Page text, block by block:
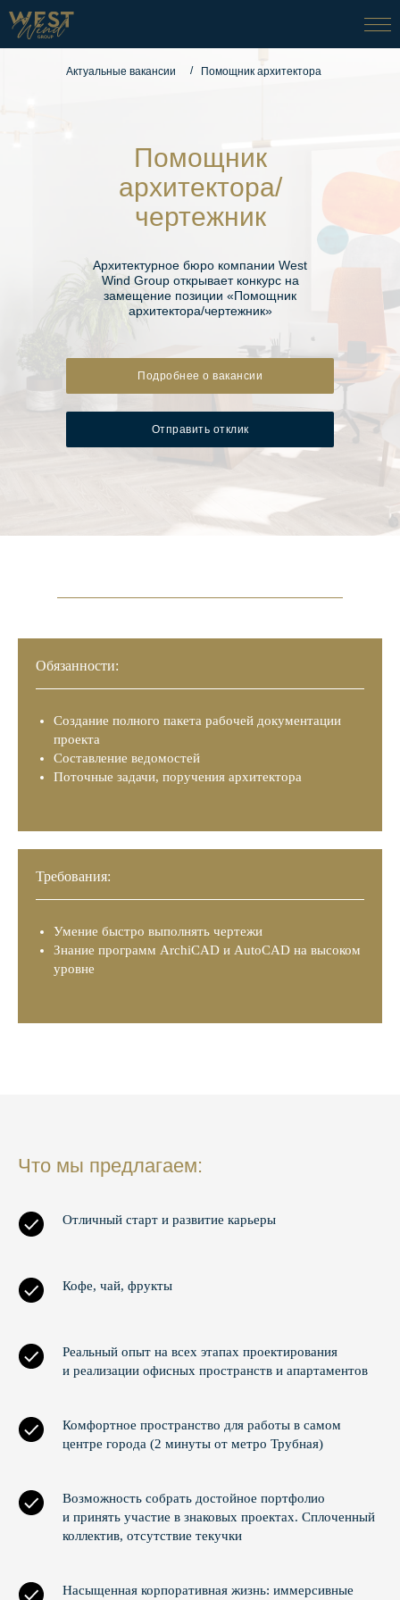
Помощник
архитектора/
чертежник
Архитектурное бюро компании West
Wind Group открывает конкурс на
замещение позиции «Помощник
архитектора/чертежник»
Подробнее о вакансии
Актуальные вакансии / Помощник архитектора
Отправить отклик
Обязанности:
Создание полного пакета рабочей документации
проекта
Составление ведомостей
Поточные задачи, поручения архитектора
Требования:
Умение быстро выполнять чертежи
Знание программ ArchiCAD и AutoCAD на высоком
уровне
Что мы предлагаем:
Отличный старт и развитие карьеры
Кофе, чай, фрукты
Реальный опыт на всех этапах проектирования
и реализации офисных пространств и апартаментов
Комфортное пространство для работы в самом
центре города (2 минуты от метро Трубная)
Возможность собрать достойное портфолио
и принять участие в знаковых проектах. Сплоченный
коллектив, отсутствие текучки
Насыщенная корпоративная жизнь: иммерсивные